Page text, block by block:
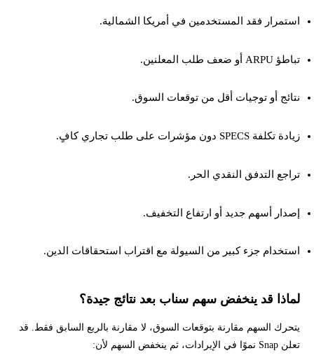
استمرار فقد المستخدمين في أمريكا الشمالية.
تباطؤ ARPU أو ضعف طلب المعلنين.
نتائج أو توجيات أقل من توقعات السوق.
زيادة تكلفة SPECS دون مؤشرات على طلب تجاري كافٍ.
تراجع التدفق النقدي الحر.
إصدار أسهم جديد أو ارتفاع التخفيف.
استخدام جزء كبير من السيولة مع اقتراب استحقاقات الدين.
لماذا قد ينخفض سهم سناب بعد نتائج جيدة؟
يتحرك السهم مقارنة بتوقعات السوق، لا مقارنة بالربع السابق فقط. قد
تعلن Snap نموًا في الإيرادات، ثم ينخفض السهم لأن: